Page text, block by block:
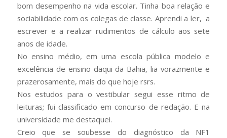
bom desempenho na vida escolar. Tinha boa relação e
sociabilidade com os colegas de classe. Aprendi a ler, a
escrever e a realizar rudimentos de cálculo aos sete
anos de idade.
No ensino médio, em uma escola pública modelo e
excelência de ensino daqui da Bahia, lia vorazmente e
prazerosamente, mais do que hoje rsrs.
Nos estudos para o vestibular segui esse ritmo de
leituras; fui classificado em concurso de redação. E na
universidade me destaquei.
Creio que se soubesse do diagnóstico da NF1